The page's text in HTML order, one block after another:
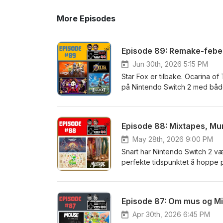
More Episodes
Episode 89: Remake-
Jun 30th, 2026 5:15 PM
Star Fox er tilbake. Ocarina
på Nintendo Switch 2 med
mimrer om gamle favoritter,
innholdsrike Nintendo Direct-
avslutter vi med litt prat om
Marius Lantz Christiansen
NYHETSRUNDEN Nintendo Music tilgjengelig i nettleser (27:30) Nintendo Direct (09.06.2026)
Groove – demo ute Nintendo
Cuphead-spill Rayman Legends Retold
Revelation (01:17:15) NYE
Episode 88: Mixtapes,
May 28th, 2026 9:00 PM
Snart har Nintendo Switch 2
perfekte tidspunktet å hoppe
også på hyllesten etter alle
spillet Yoshi and the
INTRO &amp; GPP (02:00)
Episode 87: Om mus og
Apr 30th, 2026 6:45 PM